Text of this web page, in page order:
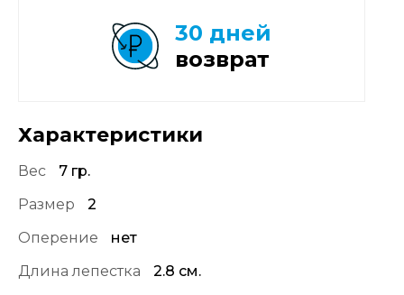
Характеристики
Вес
7 гр.
Размер
2
Оперение
нет
Длина лепестка
2.8 см.
30 дней
возврат